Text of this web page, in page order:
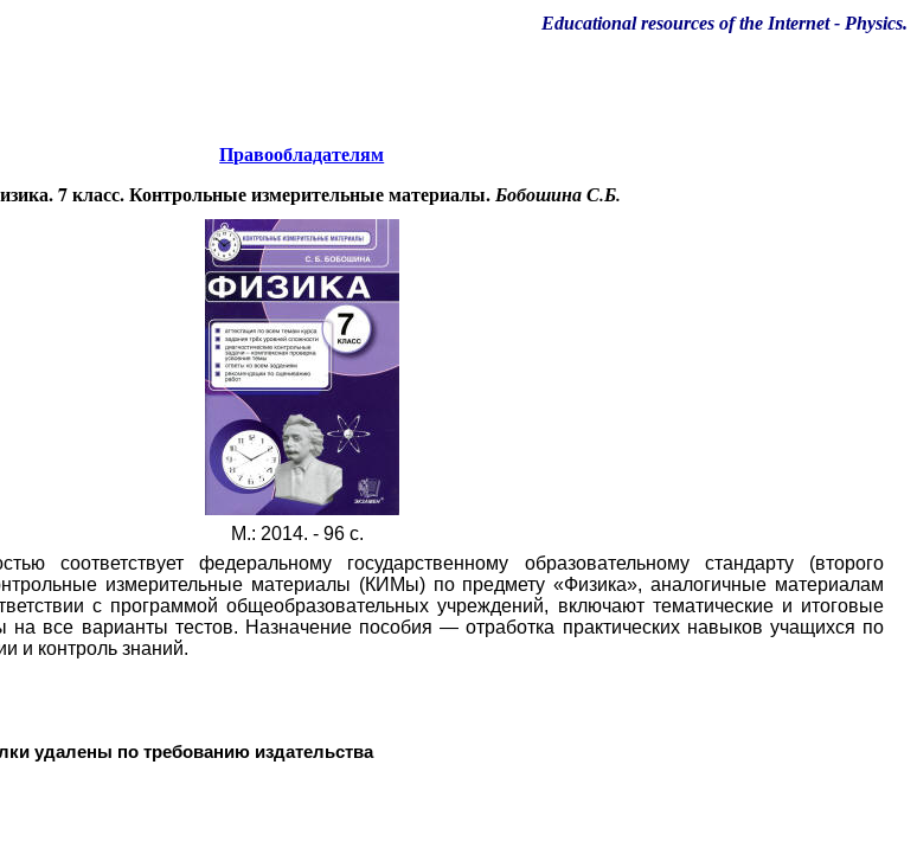
Educational resources of the Internet- Physics.
Правообладателям
7 класс. Контрольные измерительные материалы.Бобошина С.Б.
М.: 2014. - 96 с.
соответствует федеральному государственному образовательному стандарту (второго
измерительные материалы (КИМы) по предмету «Физика», аналогичные материалам
с программой общеобразовательных учреждений, включают тематические и итоговые
на все варианты тестов. Назначение пособия — отработка практических навыков учащихся по
и контроль знаний.
удалены по требованию издательства